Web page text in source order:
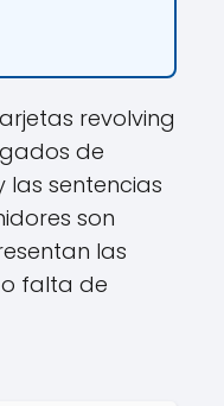
revolving
de
las sentencias
son
las
falta de